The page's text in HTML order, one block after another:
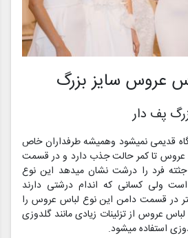
عروس سایز بزرگ
پف دار
قدیمی نمیشود وهمیشه طرفداران خاص
عروس تا کمر حالت جذب دارد و در قسمت
فرد را درشت نشان میدهد این نوع
است ولی کسانی که اندام درشتی دارند
در قسمت دامن این نوع لباس عروس را
عروس از تزئینات زیادی مانند گلدوزی
استفاده میشود.